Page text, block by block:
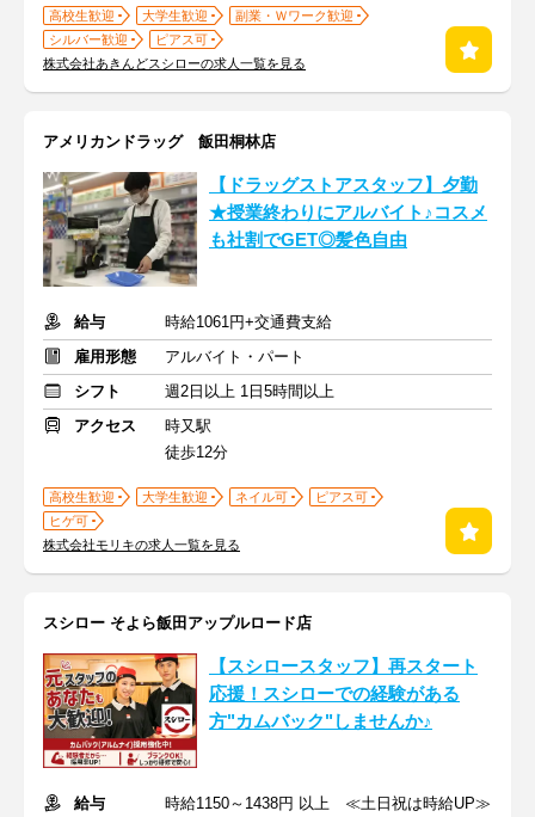
高校生歓迎 大学生歓迎
副業・Ｗワーク歓迎
シルバー歓迎
ピアス可
株式会社あきんどスシローの求人一覧を見る
アメリカンドラッグ 飯田桐林店
【ドラッグストアスタッフ】夕勤
★授業終わりにアルバイト♪コスメ
も社割でGET◎髪色自由
給与
時給1061円+交通費支給
雇用形態
アルバイト・パート
シフト
週2日以上 1日5時間以上
アクセス
時又駅
徒歩12分
高校生歓迎 大学生歓迎 ネイル可
ピアス可
ヒゲ可
株式会社モリキの求人一覧を見る
スシロー そよら飯田アップルロード店
【スシロースタッフ】再スタート
応援！スシローでの経験がある
方"カムバック"しませんか♪
給与 時給1150～1438円 以上 ≪土日祝は時給UP≫